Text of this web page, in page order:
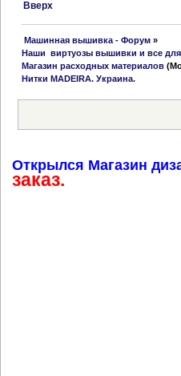
Вверх
Машинная вышивка - Форум »
Наши  виртуозы вышивки и все
Магазин расходных материалов
Нитки MADEIRA. Украина.
Открылся Магазин
заказ.